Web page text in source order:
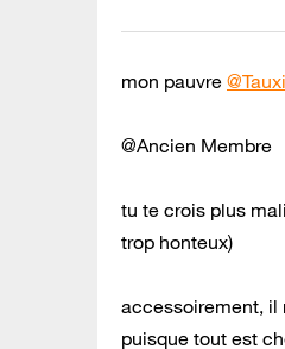
mon pauvre
@Ancien Membre
tu te crois plus
trop honteux)
accessoirement, il
puisque tout est